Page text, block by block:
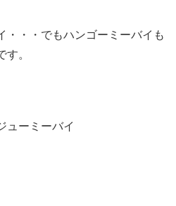
・・・でもハンゴーミーバイも
。